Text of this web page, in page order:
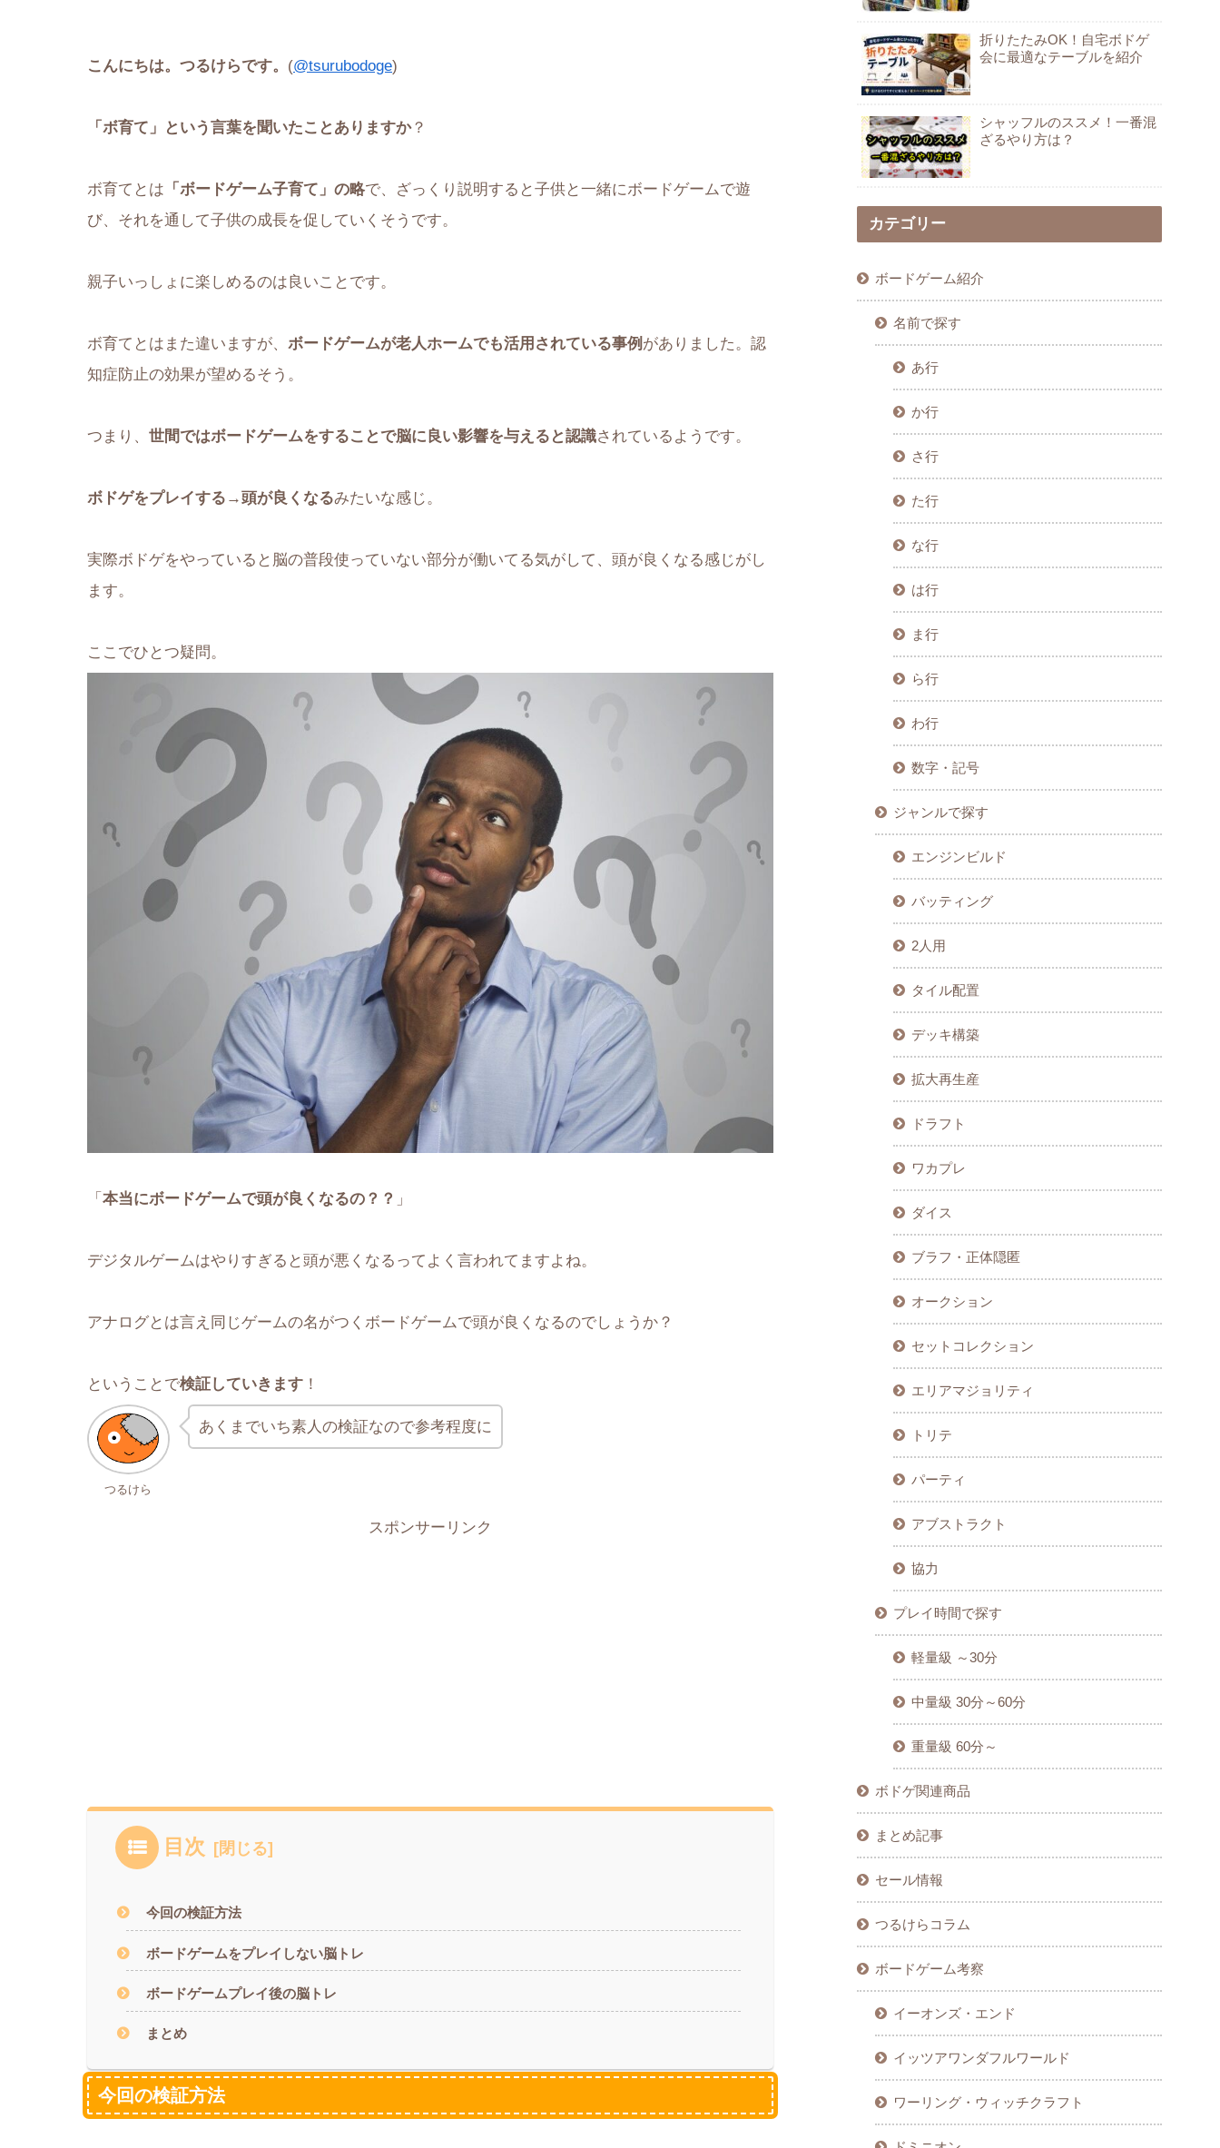
こんにちは。つるけらです。 (@tsurubodoge)
「ボ育て」という言葉を聞いたことありますか？
ボ育てとは 「ボードゲーム子育て」の略で、ざっくり説明すると子供と一緒にボードゲームで遊
び、それを通して子供の成長を促していくそうです。
親子いっしょに楽しめるのは良いことです。
ボ育てとはまた違いますが、 ボードゲームが老人ホームでも活用されている事例 がありました。認
知症防止の効果が望めるそう。
つまり、 世間ではボードゲームをすることで脳に良い影響を与えると認識されているようです。
ボドゲをプレイする→頭が良くなるみたいな感じ。
実際ボドゲをやっていると脳の普段使っていない部分が働いてる気がして、頭が良くなる感じがし
ます。
ここでひとつ疑問。
「 本当にボードゲームで頭が良くなるの？？ 」
デジタルゲームはやりすぎると頭が悪くなるってよく言われてますよね。
アナログとは言え同じゲームの名がつくボードゲームで頭が良くなるのでしょうか？
ということで検証していきます ！
つるけら
あくまでいち素人の検証なので参考程度に
スポンサーリンク
目次
今回の検証方法
ボードゲームをプレイしない脳トレ
ボードゲームプレイ後の脳トレ
まとめ
今回の検証方法
折りたたみOK！自宅ボドゲ
会に最適なテーブルを紹介
シャッフルのススメ！一番混
ざるやり方は？
カテゴリー
ボードゲーム紹介
名前で探す
あ行
か行
さ行
た行
な行
は行
ま行
ら行
わ行
数字・記号
ジャンルで探す
エンジンビルド
バッティング
2人用
タイル配置
デッキ構築
拡大再生産
ドラフト
ワカプレ
ダイス
ブラフ・正体隠匿
オークション
セットコレクション
エリアマジョリティ
トリテ
パーティ
アブストラクト
協力
プレイ時間で探す
軽量級 ～30分
中量級 30分～60分
重量級 60分～
ボドゲ関連商品
まとめ記事
セール情報
つるけらコラム
ボードゲーム考察
イーオンズ・エンド
イッツアワンダフルワールド
ワーリング・ウィッチクラフト